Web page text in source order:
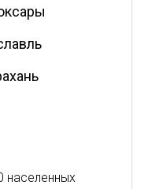
населенных